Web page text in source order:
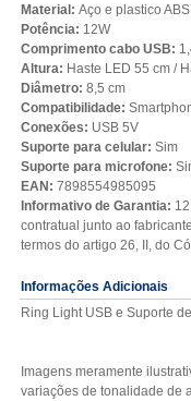
Material: Aço e plastico ABS
Potência: 12W
Comprimento cabo USB:
Altura: Haste LED 55 cm /
Diâmetro: 8,5 cm
Compatibilidade:
Conexões: USB 5V
Suporte para celular: Sim
Suporte para microfone:
EAN: 7898554985095
Informativo de Garantia:
contratual junto ao
termos do artigo 26, II, do
Informações Adicionais
Ring Light USB e Suporte
Imagens meramente
variações de tonalidade de